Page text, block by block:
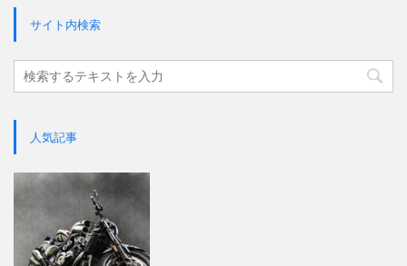
サイト内検索
人気記事